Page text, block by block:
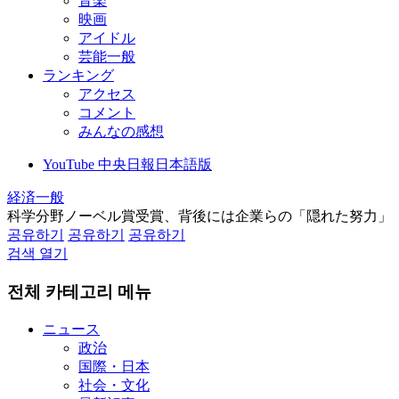
映画
アイドル
芸能一般
ランキング
アクセス
コメント
みんなの感想
YouTube 中央日報日本語版
経済一般
科学分野ノーベル賞受賞、背後には企業らの「隠れた努力」
공유하기
공유하기
공유하기
검색 열기
전체 카테고리 메뉴
ニュース
政治
国際・日本
社会・文化